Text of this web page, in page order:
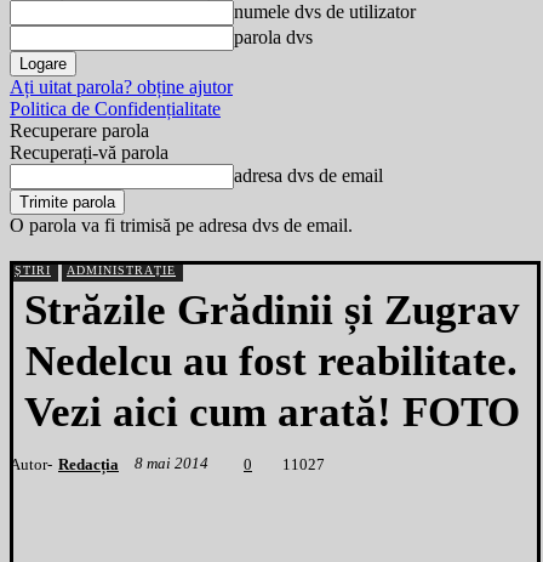
numele dvs de utilizator
parola dvs
Ați uitat parola? obține ajutor
Politica de Confidențialitate
Recuperare parola
Recuperați-vă parola
adresa dvs de email
O parola va fi trimisă pe adresa dvs de email.
ȘTIRI ADMINISTRAȚIE
Străzile Grădinii și Zugrav
Nedelcu au fost reabilitate.
Vezi aici cum arată! FOTO
Autor- Redacția 8 mai 2014 0 1 1027